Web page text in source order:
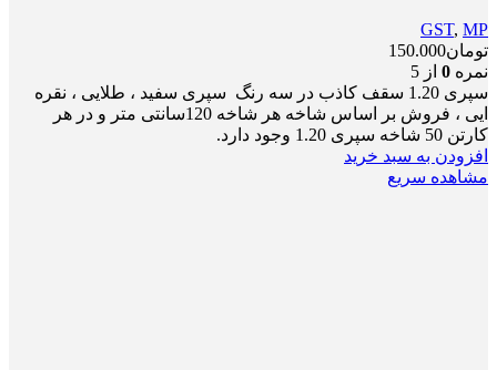
GST, MP
تومان150.000
نمره 0 از 5
سپری 1.20 سقف کاذب در سه رنگ سپری سفید ، طلایی ، نقره
ایی ، فروش بر اساس شاخه هر شاخه 120سانتی متر و در هر
کارتن 50 شاخه سپری 1.20 وجود دارد.
افزودن به سبد خرید
مشاهده سریع